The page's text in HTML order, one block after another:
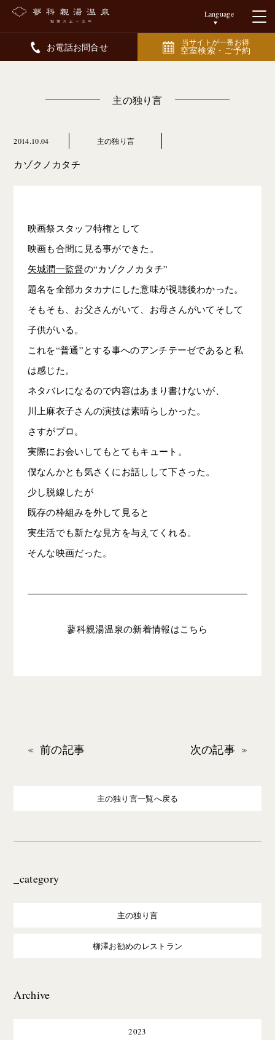
Language
お電話お問合せ 当サイトが一番お得
空室検索・ご予約
主の独り言
2014.10.04 主の独り言
カゾクノカタチ
映画祭スタッフ特権として
映画も合間に見る事ができた。
矢城潤一監督の“カゾクノカタチ”
題名を全部カタカナにした意味が視聴後わかった。
そもそも、お父さんがいて、お母さんがいてそして
子供がいる。
これを“普通”とする事へのアンチテーゼであると私
は感じた。
ネタバレになるので内容はあまり書けないが、
川上麻衣子さんの演技は素晴らしかった。
さすがプロ。
実際にお会いしてもとてもキュート。
僕なんかとも気さくにお話しして下さった。
少し脱線したが
既存の枠組みを外して見ると
実生活でも新たな見方を与えてくれる。
そんな映画だった。
蓼科親湯温泉の新着情報はこちら
前の記事 次の記事
主の独り言一覧へ戻る
_category
主の独り言
柳澤お勧めのレストラン
Archive
2023